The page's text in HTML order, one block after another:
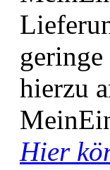
hierzu
Hier